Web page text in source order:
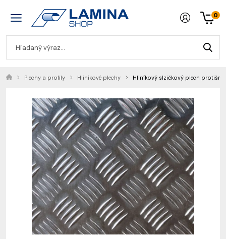
0
Plechy a profily Hliníkové plechy Hliníkový slzičkový plech